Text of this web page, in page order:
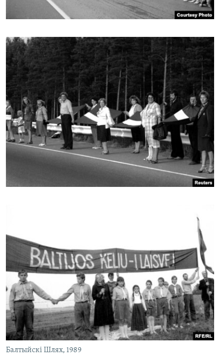
Балтыйскі Шлях, 1989